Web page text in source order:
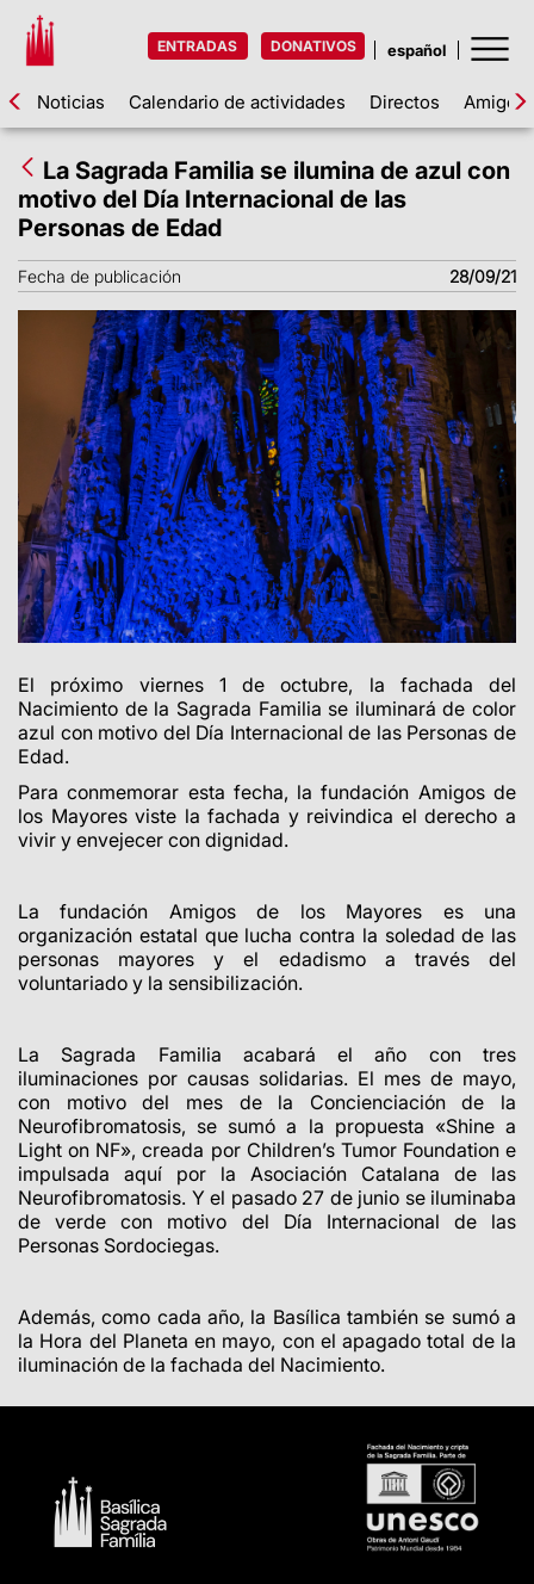
ENTRADAS DONATIVOS
Noticias Calendario de actividades Directos Amigos
La Sagrada Familia se ilumina de azul con
motivo del Día Internacional de las
Personas de Edad
Fecha de publicación 28/09/21
El próximo viernes 1 de octubre, la fachada del
Nacimiento de la Sagrada Familia se iluminará de color
azul con motivo del Día Internacional de las Personas de
Edad.
Para conmemorar esta fecha, la fundación Amigos de
los Mayores viste la fachada y reivindica el derecho a
vivir y envejecer con dignidad.
La fundación Amigos de los Mayores es una
organización estatal que lucha contra la soledad de las
personas mayores y el edadismo a través del
voluntariado y la sensibilización.
La Sagrada Familia acabará el año con tres
iluminaciones por causas solidarias. El mes de mayo,
con motivo del mes de la Concienciación de la
Neurofibromatosis, se sumó a la propuesta «Shine a
Light on NF», creada por Children’s Tumor Foundation e
impulsada aquí por la Asociación Catalana de las
Neurofibromatosis. Y el pasado 27 de junio se iluminaba
de verde con motivo del Día Internacional de las
Personas Sordociegas.
Además, como cada año, la Basílica también se sumó a
la Hora del Planeta en mayo, con el apagado total de la
iluminación de la fachada del Nacimiento.